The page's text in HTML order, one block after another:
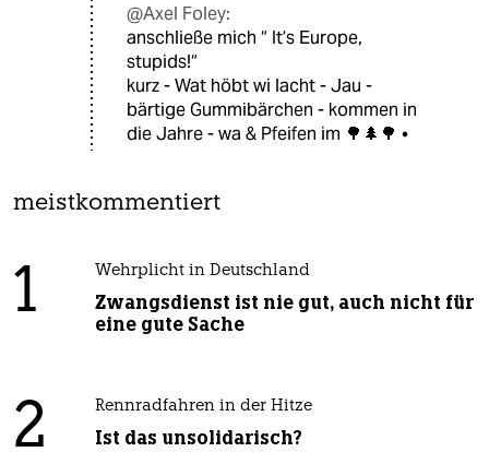
@Axel Foley:
anschließe mich “ It’s Europe,
stupids!“
kurz - Wat höbt wi lacht - Jau -
bärtige Gummibärchen - kommen in
die Jahre - wa & Pfeifen im 🌳🌲🌳 •
meistkommentiert
1 Wehrplicht in Deutschland
Zwangsdienst ist nie gut, auch nicht für
eine gute Sache
2 Rennradfahren in der Hitze
Ist das unsolidarisch?